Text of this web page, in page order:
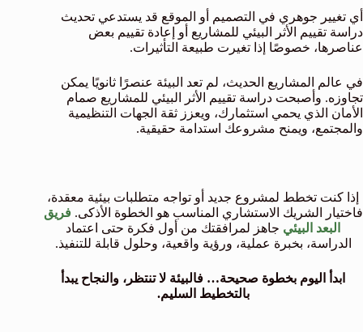
أي تغيير جوهري في التصميم أو الموقع قد يستدعي تحديث
دراسة تقييم الأثر البيئي للمشاريع أو إعادة تقييم بعض
عناصرها، خصوصًا إذا تغيرت طبيعة التأثيرات.
في عالم المشاريع الحديث، لم تعد البيئة عنصرًا ثانويًا يمكن
تجاوزه. وأصبحت دراسة تقييم الأثر البيئي للمشاريع صمام
الأمان الذي يحمي استثمارك، ويعزز ثقة الجهات التنظيمية
والمجتمع، ويمنح مشروعك استدامة حقيقية.
إذا كنت تخطط لمشروع جديد أو تواجه متطلبات بيئية معقدة،
فاختيار الشريك الاستشاري المناسب هو الخطوة الأذكى. فريق
البعد البيئي جاهز لمرافقتك من أول فكرة حتى اعتماد
الدراسة، بخبرة عملية، ورؤية واقعية، وحلول قابلة للتنفيذ.
ابدأ اليوم بخطوة صحيحة… فالبيئة لا تنتظر، والنجاح يبدأ
بالتخطيط السليم.